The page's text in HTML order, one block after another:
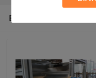
Empfohlene Produkte